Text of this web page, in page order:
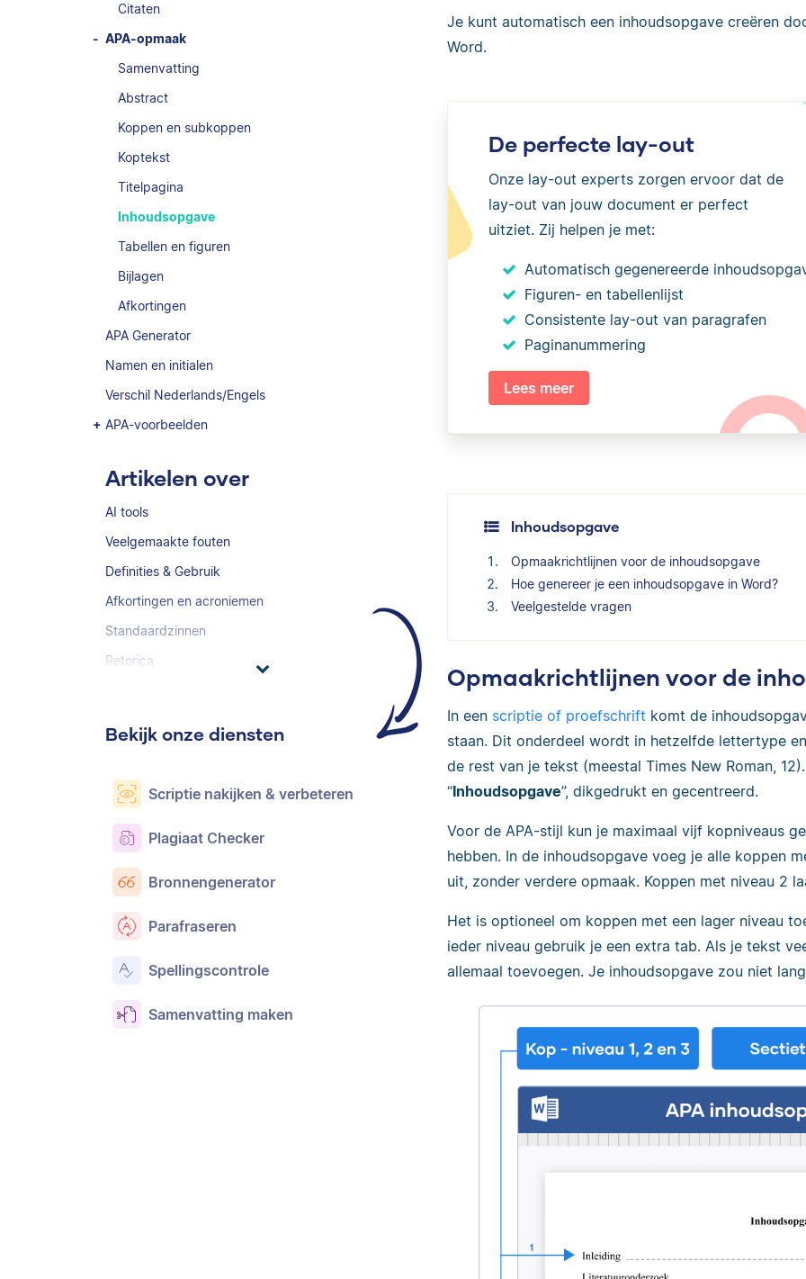
Citaten
APA-opmaak
Samenvatting
Abstract
Koppen en subkoppen
Koptekst
Titelpagina
Inhoudsopgave
Tabellen en figuren
Bijlagen
Afkortingen
APA Generator
Namen en initialen
Verschil Nederlands/Engels
APA-voorbeelden
Artikelen over
AI tools
Veelgemaakte fouten
Definities & Gebruik
Afkortingen en acroniemen
Standaardzinnen
Retorica
Bekijk onze diensten
Scriptie nakijken & verbeteren
Plagiaat Checker
Bronnengenerator
Parafraseren
Spellingscontrole
Samenvatting maken
Je kunt automatisch een inhoudsopgave creëren
Word.
De perfecte lay-out
Onze lay-out experts zorgen ervoor dat de
lay-out van jouw document er perfect
uitziet. Zij helpen je met:
Automatisch gegenereerde
Figuren- en tabellenlijst
Consistente lay-out van paragrafen
Paginanummering
Lees meer
Inhoudsopgave
Opmaakrichtlijnen voor de inhoudsopgave
Hoe genereer je een inhoudsopgave in Word?
Veelgestelde vragen
Opmaakrichtlijnen voor de
In een scriptie of proefschrift komt de
staan. Dit onderdeel wordt in hetzelfde lettertype
de rest van je tekst (meestal Times New Roman,
“Inhoudsopgave”, dikgedrukt en gecentreerd.
Voor de APA-stijl kun je maximaal vijf kopniveaus
hebben. In de inhoudsopgave voeg je alle koppen
uit, zonder verdere opmaak. Koppen met niveau 2
Het is optioneel om koppen met een lager niveau
ieder niveau gebruik je een extra tab. Als je tekst
allemaal toevoegen. Je inhoudsopgave zou niet